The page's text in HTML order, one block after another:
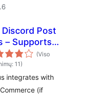
Discord Post
Channels
(Viso
11)
integrates with
(if